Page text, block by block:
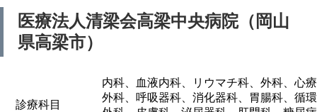
医療法人清梁会高梁中央病院（岡山
県高梁市）
診療科目
内科、血液内科、リウマチ科、外科、心
外科、呼吸器科、消化器科、胃腸科、循